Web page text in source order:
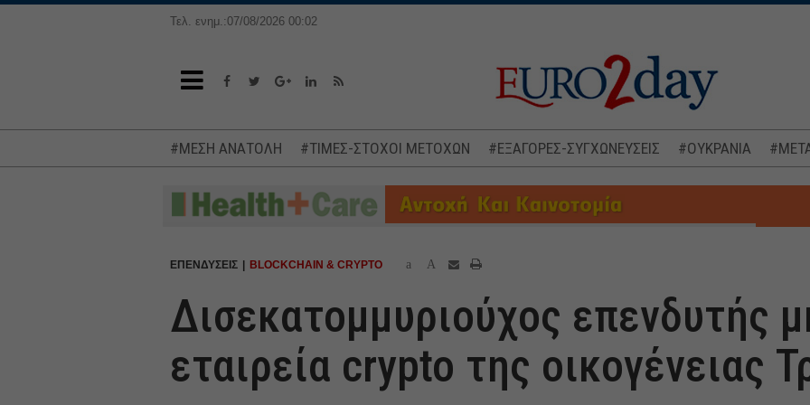
Τελ. ενημ.:07/08/2026 00:02
#ΜΕΣΗ ΑΝΑΤΟΛΗ #ΤΙΜΕΣ-ΣΤΟΧΟΙ ΜΕΤΟΧΩΝ #ΕΞΑΓΟΡΕΣ-ΣΥΓΧΩΝΕΥΣΕΙΣ #ΟΥΚΡΑΝΙΑ
ΕΠΕΝΔΥΣΕΙΣ BLOCKCHAIN & CRYPTO a A
Δισεκατομμυριούχος επενδυτής
εταιρεία crypto της οικογένειας